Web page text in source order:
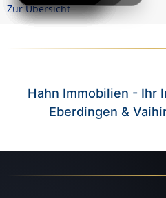
Zur Übersicht
Hahn Immobilien - Ihr
Eberdingen &